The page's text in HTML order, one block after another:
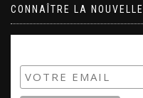
CONNAÎTRE LA